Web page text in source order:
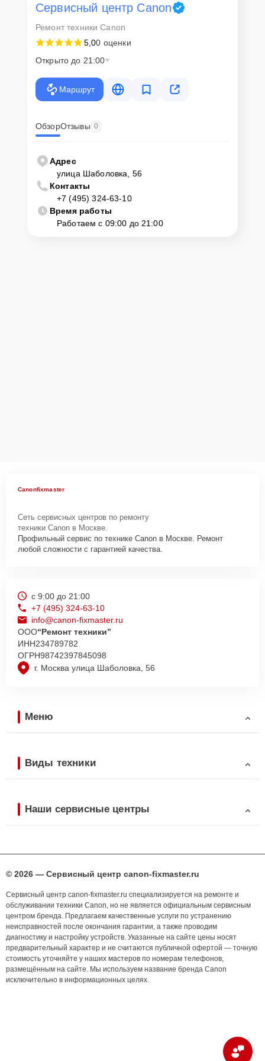
Для запуска процесса ремонта видеокамеры Canon LEGRIA HF
R46 нужно просто оставить
телефону горячей линии: +7 (495) 324-63-10. Наши специалисты
оперативно проконсультируют по всем необходимым вопросам,
доставки или оформят выезд мастера в удобное время и место.
Сервисный центр Canon
Ремонт техники Canon
5,00 оценки
Открыто до 21:00
Маршрут
ОбзорОтзывы 0
Адрес
улица Шаболовка, 56
Контакты
+7 (495) 324-63-10
Время работы
Работаем с 09:00 до 21:00
Canonfixmaster
Сеть сервисных центров по ремонту
техники Canon в Москве.
Профильный сервис по технике Canon в Москве. Ремонт
любой сложности с гарантией качества.
г. Москва улица Шаболовка, 56
с 9:00 до 21:00
+7 (495) 324-63-10
info@canon-fixmaster.ru
ООО“Ремонт техники”
ИНН234789782
ОГРН98742397845098
Меню
Виды техники
Наши сервисные центры
© 2026 — Сервисный центр canon-fixmaster.ru
Сервисный центр canon-fixmaster.ru специализируется на ремонте и
обслуживании техники Canon, но не является официальным сервисным
центром бренда. Предлагаем качественные услуги по устранению
неисправностей после окончания гарантии, а также проводим
диагностику и настройку устройств. Указанные на сайте цены носят
предварительный характер и не считаются публичной офертой — точную
стоимость уточняйте у наших мастеров по номерам телефонов,
размещённым на сайте. Мы используем название бренда Canon
исключительно в информационных целях.